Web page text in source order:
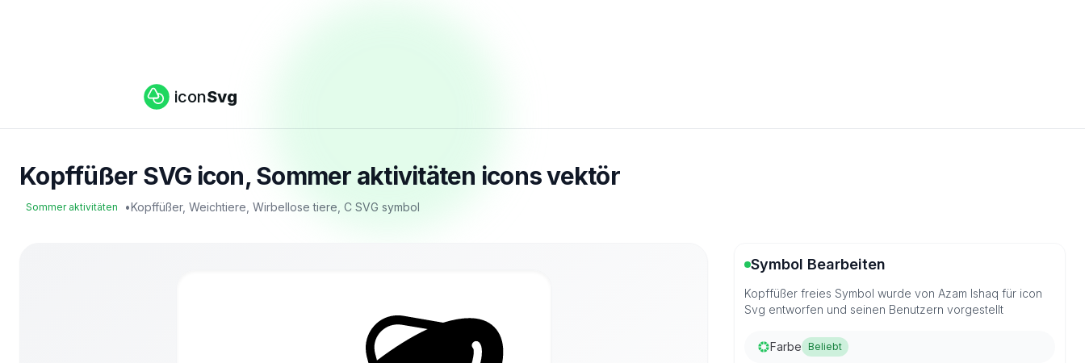
iconSvg
Kopffüßer SVG icon, Sommer aktivitäten icons vektör
Sommer aktivitäten •Kopffüßer, Weichtiere, Wirbellose tiere, C SVG symbol
Symbol Bearbeiten
Kopffüßer freies Symbol wurde von Azam Ishaq für icon
Svg entworfen und seinen Benutzern vorgestellt
Farbe Beliebt